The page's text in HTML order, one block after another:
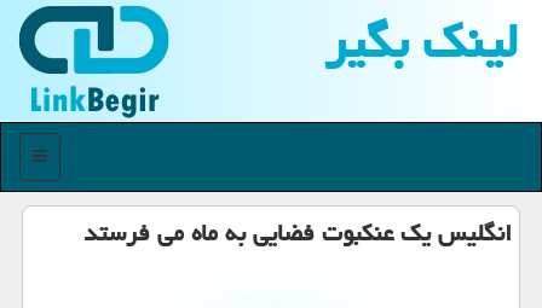
لینك بگیر
منو
انگلیس یك عنكبوت فضایی به ماه می فرستد